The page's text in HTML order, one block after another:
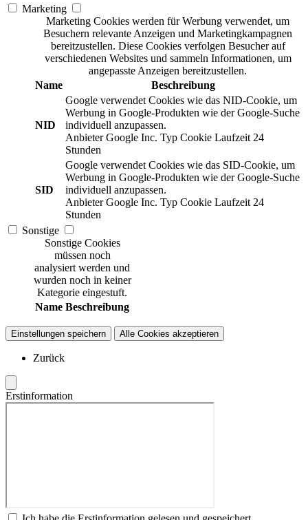
Marketing
Marketing Cookies werden für Werbung verwendet, um
Besuchern relevante Anzeigen und Marketingkampagnen
bereitzustellen. Diese Cookies verfolgen Besucher auf
verschiedenen Websites und sammeln Informationen, um
angepasste Anzeigen bereitzustellen.
Name
Beschreibung
NID
Google verwendet Cookies wie das NID-Cookie, um
Werbung in Google-Produkten wie der Google-Suche
individuell anzupassen.
Anbieter Google Inc. Typ Cookie Laufzeit 24
Stunden
SID
Google verwendet Cookies wie das SID-Cookie, um
Werbung in Google-Produkten wie der Google-Suche
individuell anzupassen.
Anbieter Google Inc. Typ Cookie Laufzeit 24
Stunden
Sonstige
Sonstige Cookies
müssen noch
analysiert werden und
wurden noch in keiner
Kategorie eingestuft.
Name Beschreibung
Einstellungen speichern Alle Cookies akzeptieren
Zurück
Erstinformation